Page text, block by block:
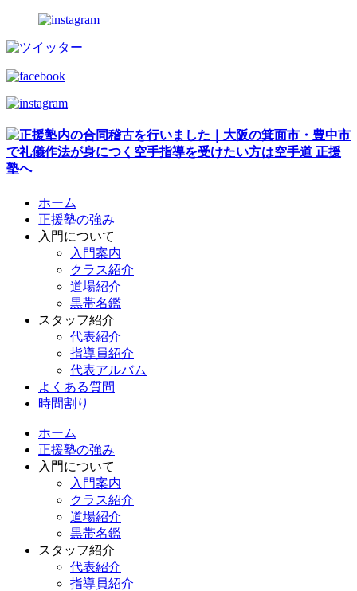
ホーム
正援塾の強み
入門について
入門案内
クラス紹介
道場紹介
黒帯名鑑
スタッフ紹介
代表紹介
指導員紹介
代表アルバム
よくある質問
時間割り
ホーム
正援塾の強み
入門について
入門案内
クラス紹介
道場紹介
黒帯名鑑
スタッフ紹介
代表紹介
指導員紹介